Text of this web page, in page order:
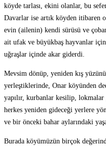
köyde tarlası, ekini olanlar, bu
Davarlar ise artık köyden itibaren
evin (ailenin) kendi sürüsü ve
ait ufak ve büyükbaş hayvanlar
uğraşlar içinde akar giderdi.
Mevsim dönüp, yeniden kış
yerleştiklerinde, Onar köyünden
yapılır, kurbanlar kesilip,
herkes yeniden gideceği yerlere
ve bir önceki bahar aylarındaki
Burada köyümüzün birçok